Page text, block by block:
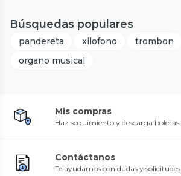
Búsquedas populares
pandereta xilofono trombon
organo musical
Mis compras
Haz seguimiento y descarga boletas
Contáctanos
Te ayudamos con dudas y solicitudes